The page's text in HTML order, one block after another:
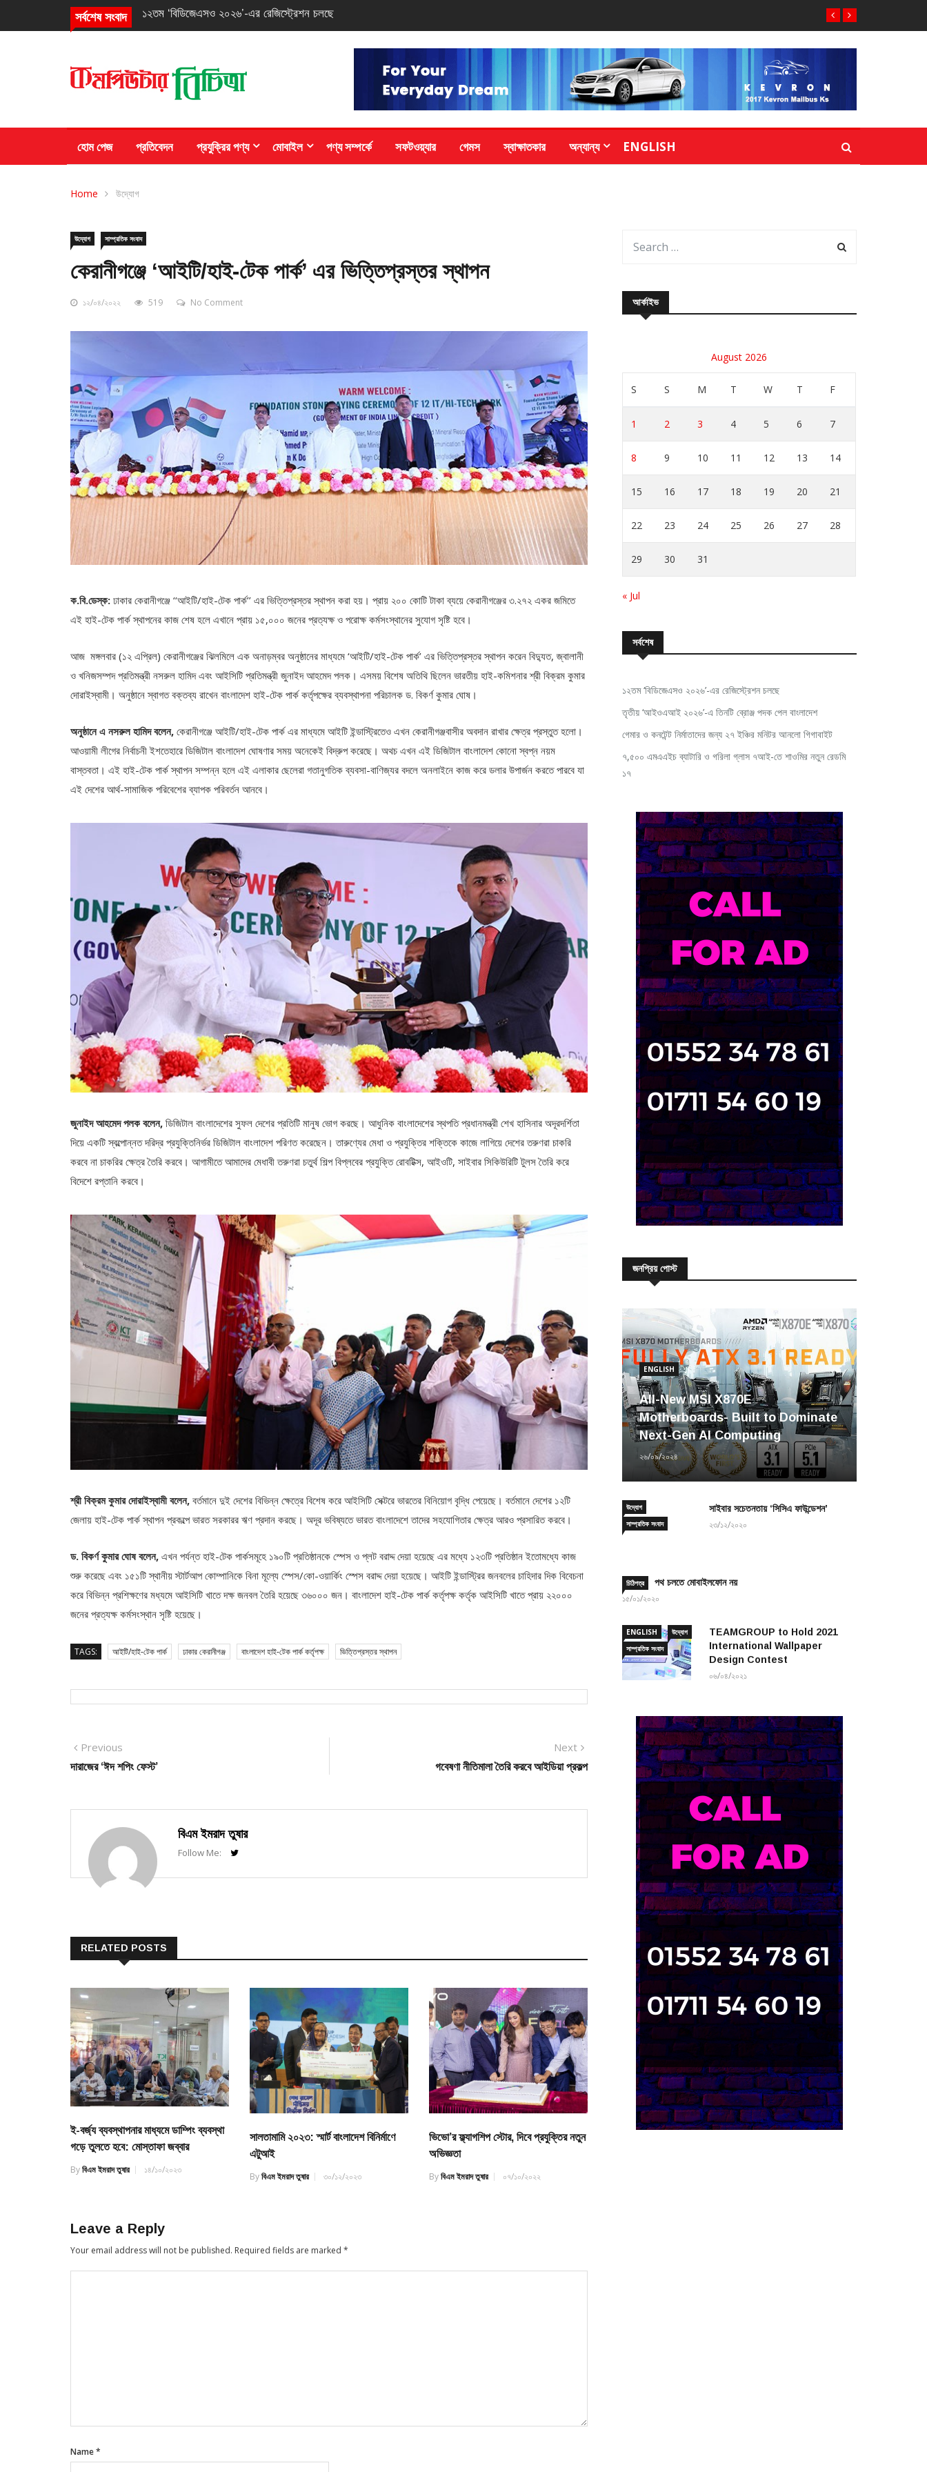
সর্বশেষ সংবাদ তৃতীয় ‘আইওএআই ২০২৬’-এ তিনটি ব্রোঞ্জ পদক পেল বাংলাদেশ
হোম পেজ প্রতিবেদন প্রযুক্রির পণ্য মোবাইল পণ্য সম্পর্কে সফটওয়্যার গেমস স্বাক্ষাতকার অন্যান্য ENGLISH
Home উদ্যোগ
উদ্যোগ সাম্প্রতিক সংবাদ
কেরানীগঞ্জে ‘আইটি/হাই-টেক পার্ক’ এর ভিত্তিপ্রস্তর স্থাপন
১২/০৪/২০২২ 519 No Comment
ক.বি.ডেস্ক: ঢাকার কেরানীগঞ্জে ‘‘আইটি/হাই-টেক পার্ক’’ এর ভিত্তিপ্রস্তর স্থাপন করা হয়। প্রায় ২০০ কোটি টাকা ব্যয়ে কেরানীগঞ্জের ৩.২৭২ একর জমিতে
এই হাই-টেক পার্ক স্থাপনের কাজ শেষ হলে এখানে প্রায় ১৫,০০০ জনের প্রত্যক্ষ ও পরোক্ষ কর্মসংস্থানের সুযোগ সৃষ্টি হবে।
আজ মঙ্গলবার (১২ এপ্রিল) কেরানীগঞ্জের ঝিলমিলে এক অনাড়ম্বর অনুষ্ঠানের মাধ্যমে ‘আইটি/হাই-টেক পার্ক’ এর ভিত্তিপ্রস্তর স্থাপন করেন বিদ্যুত, জ্বালানী
ও খনিজসম্পদ প্রতিমন্ত্রী নসরুল হামিদ এবং আইসিটি প্রতিমন্ত্রী জুনাইদ আহমেদ পলক। এসময় বিশেষ অতিথি ছিলেন ভারতীয় হাই-কমিশনার শ্রী বিক্রম কুমার
দোরাইস্বামী। অনুষ্ঠানে স্বাগত বক্তব্য রাখেন বাংলাদেশ হাই-টেক পার্ক কর্তৃপক্ষের ব্যবস্থাপনা পরিচালক ড. বিকর্ণ কুমার ঘোষ।
অনুষ্ঠানেএ নসরুল হামিদ বলেন,কেরানীগঞ্জে আইটি/হাই-টেক পার্ক এর মাধ্যমে আইটি ইন্ডাস্ট্রিতেও এখন কেরানীগঞ্জবাসীর অবদান রাখার ক্ষেত্র প্রস্তুত হলো।
আওয়ামী লীগের নির্বাচনী ইশতেহারে ডিজিটাল বাংলাদেশ ঘোষণার সময় অনেকেই বিদ্রুপ করেছে। অথচ এখন এই ডিজিটাল বাংলাদেশ কোনো স্বপ্ন নয়ম
বাস্তবতা। এই হাই-টেক পার্ক স্থাপন সম্পন্ন হলে এই এলাকার ছেলেরা গতানুগতিক ব্যবসা-বাণিজ্যর বদলে অনলাইনে কাজ করে ডলার উপার্জন করতে পারবে যা
এই দেশের আর্থ-সামাজিক পরিবেশের ব্যাপক পরিবর্তন আনবে।
জুনাইদ আহমেদ পলকবলেন, ডিজিটাল বাংলাদেশের সুফল দেশের প্রতিটি মানুষ ভোগ করছে। আধুনিক বাংলাদেশের স্থপতি প্রধানমন্ত্রী শেখ হাসিনার অদূরদর্শিতা
দিয়ে একটি স্বল্পোন্নত দরিদ্র প্রযুক্তিনির্ভর ডিজিটাল বাংলাদেশ পরিণত করেছেন। তারুণ্যের মেধা ও প্রযুক্তির শক্তিকে কাজে লাগিয়ে দেশের তরুণরা চাকরি
করবে না চাকরির ক্ষেত্র তৈরি করবে। আগামীতে আমাদের মেধাবী তরুণরা চতুর্থ শিল্প বিপ্লবের প্রযুক্তি রোবটিক্স, আইওটি, সাইবার সিকিউরিটি টুলস তৈরি করে
বিদেশে রপ্তানি করবে।
শ্রী বিক্রম কুমার দোরাইস্বামীবলেন, বর্তমানে দুই দেশের বিভিন্ন ক্ষেত্রে বিশেষ করে আইসিটি সেক্টরে ভারতের বিনিয়োগ বৃদ্ধি পেয়েছে। বর্তমানে দেশের ১২টি
জেলায় হাই-টেক পার্ক স্থাপন প্রকল্পে ভারত সরকারর ঋণ প্রদান করছে। অদূর ভবিষ্যতে ভারত বাংলাদেশে তাদের সহযোগিতার ক্ষেত্র আরও প্রসারিত করবে।
ড. বিকর্ণ কুমার ঘোষ বলেন,এখন পর্যন্ত হাই-টেক পার্কসমূহে ১৯০টি প্রতিষ্ঠানকে স্পেস ও প্লট বরাদ্দ দেয়া হয়েছে এর মধ্যে ১২৩টি প্রতিষ্ঠান ইতোমধ্যে কাজ
শুরু করেছে এবং ১৫১টি স্থানীয় স্টার্টআপ কোম্পানিকে বিনা মূল্যে স্পেস/কো-ওয়ার্কিং স্পেস বরাদ্দ দেয়া হয়েছে। আইটি ইন্ডাস্ট্রির জনবলের চাহিদার দিক বিবেচনা
করে বিভিন্ন প্রশিক্ষণের মধ্যমে আইসিটি খাতে দক্ষ জনবল তৈরি হয়েছে ৩৬০০০ জন। বাংলাদেশ হাই-টেক পার্ক কর্তৃপক্ষ কর্তৃক আইসিটি খাতে প্রায় ২২০০০
জনের প্রত্যক্ষ কর্মসংস্থান সৃষ্টি হয়েছে।
TAGS: আইটি/হাই-টেক পার্ক ঢাকার কেরানীগঞ্জ বাংলাদেশ হাই-টেক পার্ক কর্তৃপক্ষ ভিত্তিপ্রস্তর স্থাপন
Post
navigation
Previous
post:
দারাজের ‘ঈদ শপিং ফেস্ট’
Next
post:
গবেষণা নীতিমালা তৈরি করবে আইডিয়া প্রকল্প
বিএম ইমরাদ তুষার
Follow Me:
RELATED POSTS
ই-বর্জ্য ব্যবস্থাপনার মাধ্যমে ডাম্পিং ব্যবস্থা
গড়ে তুলতে হবে: মোস্তাফা জব্বার
Byবিএম ইমরাদ তুষার ১৪/১০/২০২৩
সালতামামি ২০২৩: স্মার্ট বাংলাদেশ বিনির্মাণে
এটুআই
Byবিএম ইমরাদ তুষার ৩০/১২/২০২৩
ভিভো’র ফ্ল্যাগশিপ স্টোর, দিবে প্রযুক্তির নতুন
অভিজ্ঞতা
Byবিএম ইমরাদ তুষার ০৭/১০/২০২২
Leave a Reply
Your email address will not be published. Required fields are marked*
Name*
আর্কাইভ
August 2026
S S M T W T F
1 2 3 4 5 6 7
8 9 10 11 12 13 14
15 16 17 18 19 20 21
22 23 24 25 26 27 28
29 30 31
« Jul
সর্বশেষ
১২তম ‘বিডিজেএসও ২০২৬’-এর রেজিস্ট্রেশন চলছে
তৃতীয় ‘আইওএআই ২০২৬’-এ তিনটি ব্রোঞ্জ পদক পেল বাংলাদেশ
গেমার ও কনটেন্ট নির্মাতাদের জন্য ২৭ ইঞ্চির মনিটর আনলো গিগাবাইট
৭,৫০০ এমএএইচ ব্যাটারি ও গরিলা গ্লাস ৭আই-তে শাওমির নতুন রেডমি
১৭
জনপ্রিয় পোস্ট
ENGLISH
All-New MSI X870E
Motherboards- Built to Dominate
Next-Gen AI Computing
২৬/০৯/২০২৪
উদ্যোগ
সাম্প্রতিক সংবাদ
সাইবার সচেতনতায় ‘সিসিএ ফাউন্ডেশন’
২৩/১২/২০২০
চিঠিপত্র পথ চলতে মোবাইলফোন নয়
১৫/০১/২০২০
ENGLISH
উদ্যোগ
সাম্প্রতিক সংবাদ
TEAMGROUP to Hold 2021
International Wallpaper
Design Contest
০৬/০৪/২০২১